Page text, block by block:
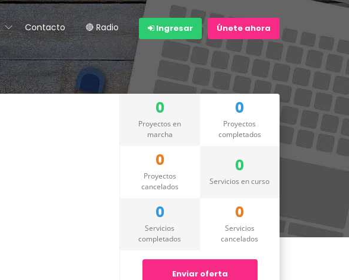
Contacto 🔴 Radio Ingresar Únete ahora
0
Proyectos en
marcha
0
Proyectos
completados
0
Proyectos
cancelados
0
Servicios en curso
0
Servicios
completados
0
Servicios
cancelados
Enviar oferta